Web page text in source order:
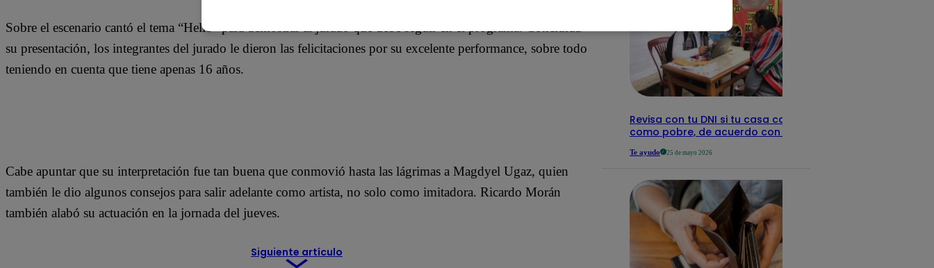
Sobre el escenario cantó el tema “Hello” para demostrar al jurado que debe seguir en el programa. Concluida
su presentación, los integrantes del jurado le dieron las felicitaciones por su excelente performance, sobre todo
teniendo en cuenta que tiene apenas 16 años.
Cabe apuntar que su interpretación fue tan buena que conmovió hasta las lágrimas a Magdyel Ugaz, quien
también le dio algunos consejos para salir adelante como artista, no solo como imitadora. Ricardo Morán
también alabó su actuación en la jornada del jueves.
Siguiente artículo
Revisa con tu DNI si tu casa califica
como pobre, de acuerdo con el Sisfoh
Te ayudo 25 de mayo 2026